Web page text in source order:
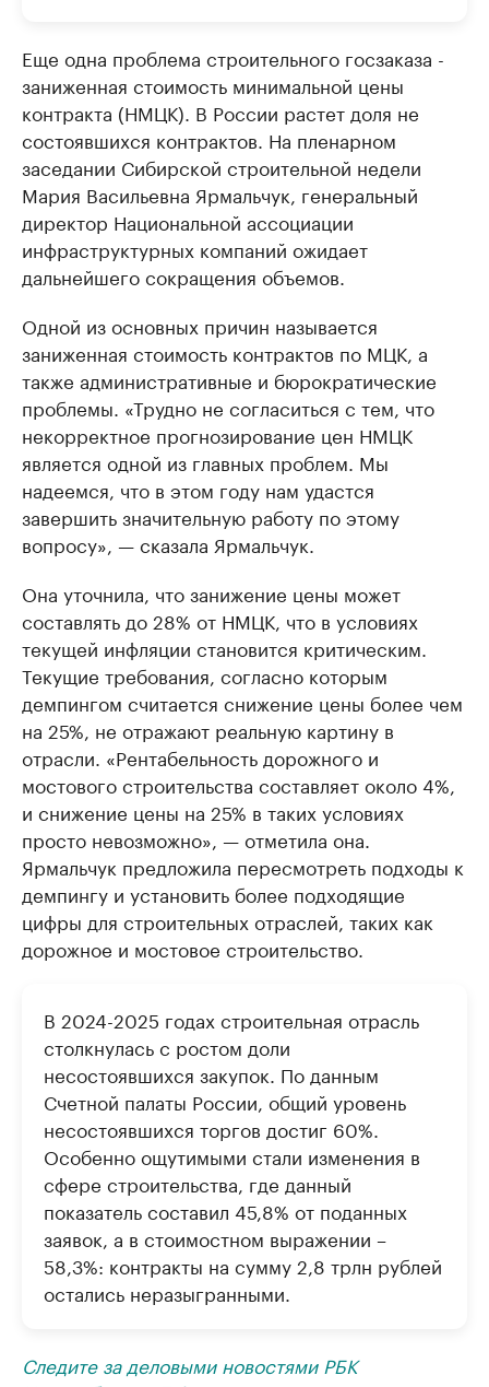
Еще одна проблема строительного госзаказа -
заниженная стоимость минимальной цены
контракта (НМЦК). В России растет доля не
состоявшихся контрактов. На пленарном
заседании Сибирской строительной недели
Мария Васильевна Ярмальчук, генеральный
директор Национальной ассоциации
инфраструктурных компаний ожидает
дальнейшего сокращения объемов.
Одной из основных причин называется
заниженная стоимость контрактов по МЦК, а
также административные и бюрократические
проблемы. «Трудно не согласиться с тем, что
некорректное прогнозирование цен НМЦК
является одной из главных проблем. Мы
надеемся, что в этом году нам удастся
завершить значительную работу по этому
вопросу», — сказала Ярмальчук.
Она уточнила, что занижение цены может
составлять до 28% от НМЦК, что в условиях
текущей инфляции становится критическим.
Текущие требования, согласно которым
демпингом считается снижение цены более чем
на 25%, не отражают реальную картину в
отрасли. «Рентабельность дорожного и
мостового строительства составляет около 4%,
и снижение цены на 25% в таких условиях
просто невозможно», — отметила она.
Ярмальчук предложила пересмотреть подходы к
демпингу и установить более подходящие
цифры для строительных отраслей, таких как
дорожное и мостовое строительство.
В 2024-2025 годах строительная отрасль
столкнулась с ростом доли
несостоявшихся закупок. По данным
Счетной палаты России, общий уровень
несостоявшихся торгов достиг 60%.
Особенно ощутимыми стали изменения в
сфере строительства, где данный
показатель составил 45,8% от поданных
заявок, а в стоимостном выражении –
58,3%: контракты на сумму 2,8 трлн рублей
остались неразыгранными.
Следите за деловыми новостями РБК